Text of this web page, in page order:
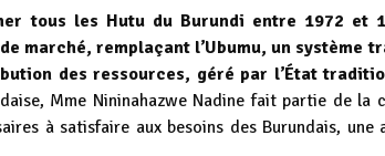
tous les Hutu du Burundi entre 1972 et
marché, remplaçant l’Ubumu, un système
des ressources, géré par l’État
Mme Nininahazwe Nadine fait partie de la
à satisfaire aux besoins des Burundais,